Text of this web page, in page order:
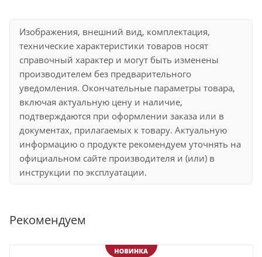
Изображения, внешний вид, комплектация,
технические характеристики товаров носят
справочный характер и могут быть изменены
производителем без предварительного
уведомления. Окончательные параметры товара,
включая актуальную цену и наличие,
подтверждаются при оформлении заказа или в
документах, прилагаемых к товару. Актуальную
информацию о продукте рекомендуем уточнять на
официальном сайте производителя и (или) в
инструкции по эксплуатации.
Рекомендуем